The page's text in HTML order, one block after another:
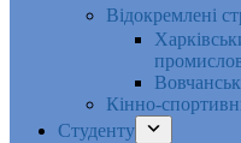
Відокремлені
Кінно-
Студенту